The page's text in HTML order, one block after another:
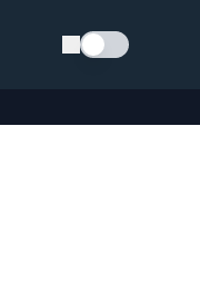
Schimba tema